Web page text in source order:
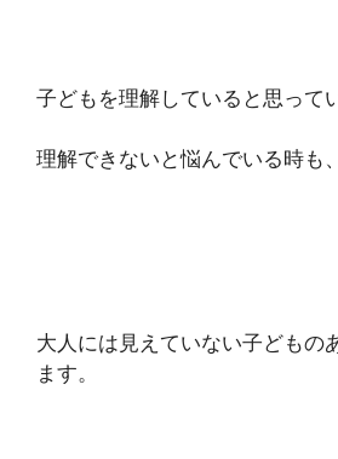
子どもを理解していると思って
理解できないと悩んでいる時も、
大人には見えていない子どもの
ます。